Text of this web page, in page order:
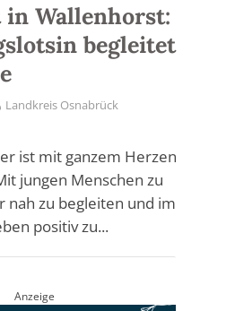
Wallenhorst:
begleitet
Landkreis Osnabrück
ist mit ganzem Herzen
jungen Menschen zu
nah zu begleiten und im
positiv zu...
Anzeige